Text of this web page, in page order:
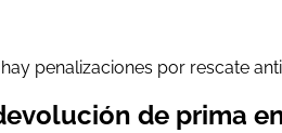
penalizaciones por rescate
de prima